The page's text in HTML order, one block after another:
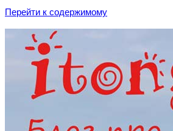
Перейти к содержимому